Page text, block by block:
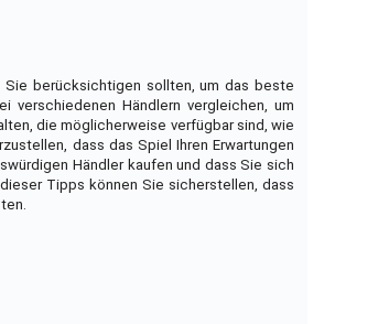
berücksichtigen sollten, um das beste
Händlern vergleichen, um
die möglicherweise verfügbar sind, wie
dass das Spiel Ihren Erwartungen
Händler kaufen und dass Sie sich
Tipps können Sie sicherstellen, dass